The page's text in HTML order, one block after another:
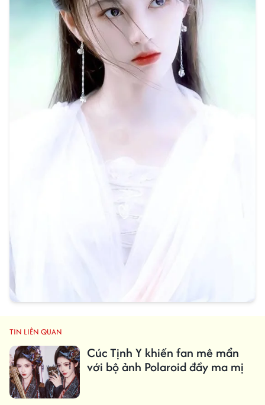
TIN LIÊN QUAN
Cúc Tịnh Y khiến fan mê mẩn
với bộ ảnh Polaroid đầy ma mị